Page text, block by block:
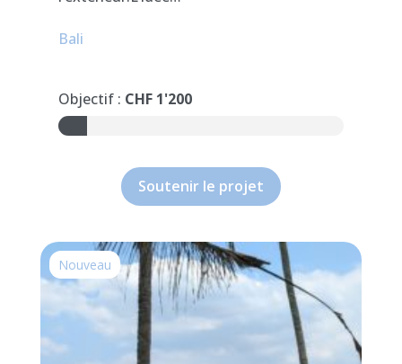
Bali
Objectif : CHF 1'200
Soutenir le projet
Nouveau